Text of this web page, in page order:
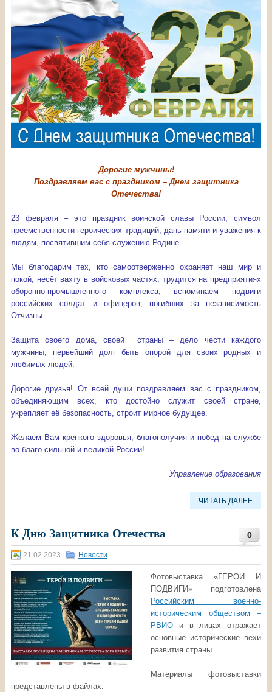
Дорогие мужчины!
Поздравляем вас с праздником – Днем защитника
Отечества!
23 февраля – это праздник воинской славы России, символ
преемственности героических традиций, дань памяти и уважения к
людям, посвятившим себя служению Родине.
Мы благодарим тех, кто самоотверженно охраняет наш мир и
покой, несёт вахту в войсковых частях, трудится на предприятиях
оборонно-промышленного комплекса, вспоминаем подвиги
российских солдат и офицеров, погибших за независимость
Отчизны.
Защита своего дома, своей страны – дело чести каждого
мужчины, первейший долг быть опорой для своих родных и
любимых людей.
Дорогие друзья! От всей души поздравляем вас с праздником,
объединяющим всех, кто достойно служит своей стране,
укрепляет её безопасность, строит мирное будущее.
Желаем Вам крепкого здоровья, благополучия и побед на службе
во благо сильной и великой России!
Управление образования
ЧИТАТЬ ДАЛЕЕ
0
К Дню Защитника Отечества
21.02.2023 Новости
Фотовыставка «ГЕРОИ И
ПОДВИГИ» подготовлена
Российским военно-
историческим обществом –
РВИО и в лицах отражает
основные исторические вехи
развития страны.
Материалы фотовыставки
представлены в файлах.